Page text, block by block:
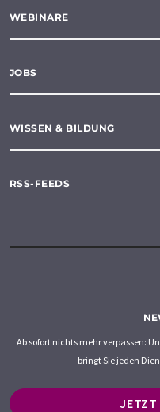
WEBINARE
JOBS
WISSEN & BILDUNG
RSS-FEEDS
Ab sofort nichts mehr verpassen:
bringt Sie jeden
JETZT